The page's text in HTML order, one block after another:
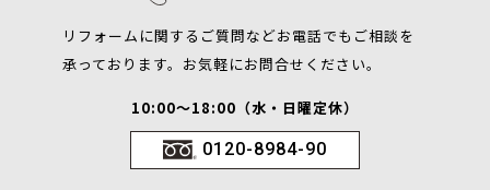
リフォームに関するご質問などお電話でもご相談を
承っております。お気軽にお問合せください。
10:00～18:00（水・日曜定休）
0120-8984-90